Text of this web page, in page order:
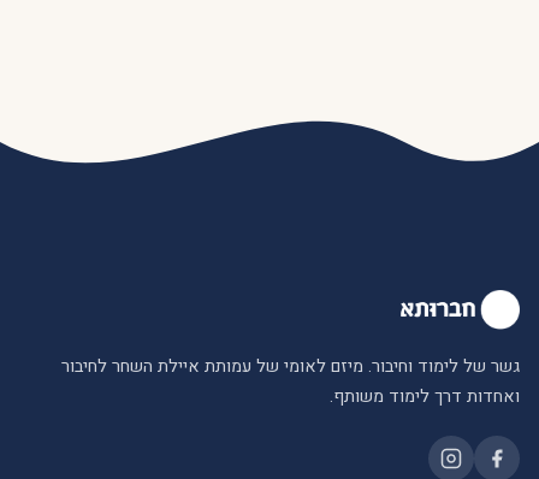
גשר של לימוד וחיבור. מיזם לאומי של עמותת איילת השחר לחיבור
ואחדות דרך לימוד משותף.